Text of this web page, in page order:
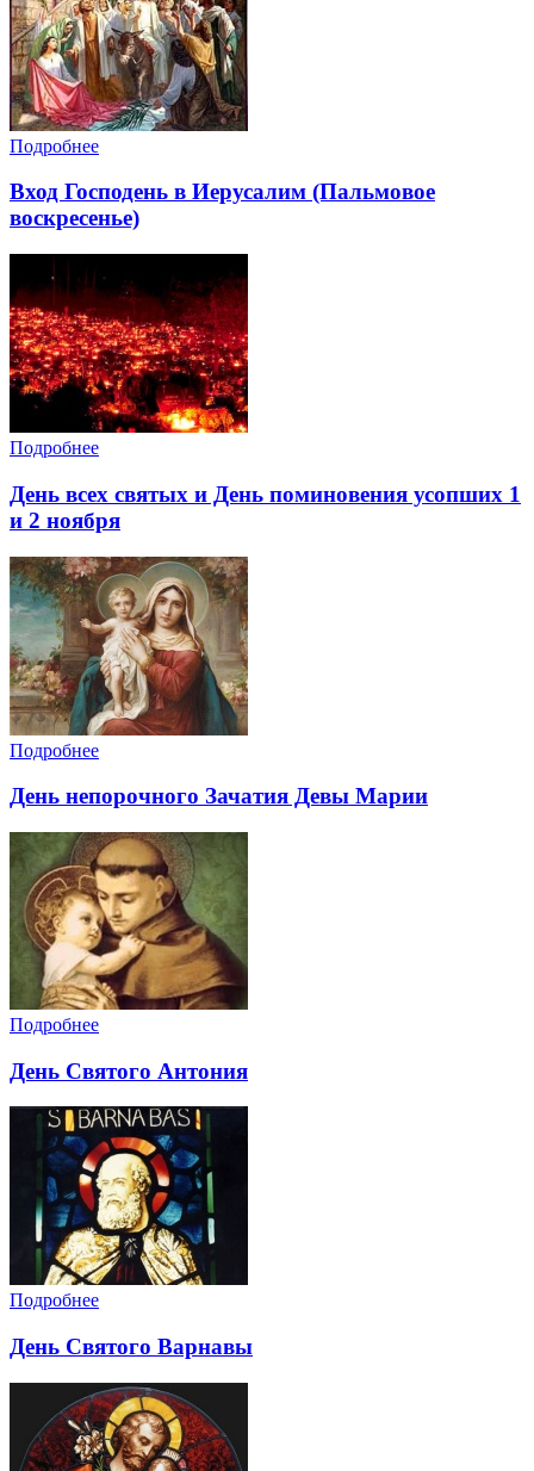
Подробнее
Вход Господень в Иерусалим (Пальмовое
воскресенье)
Подробнее
День всех святых и День поминовения усопших 1
и 2 ноября
Подробнее
День непорочного Зачатия Девы Марии
Подробнее
День Святого Антония
Подробнее
День Святого Варнавы